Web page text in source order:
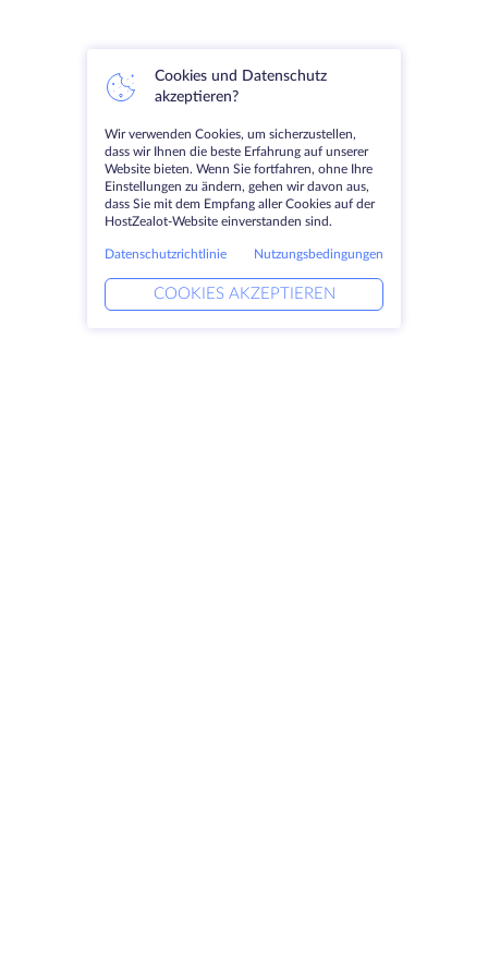
Cookies und Datenschutz
akzeptieren?
Wir verwenden Cookies, um sicherzustellen,
dass wir Ihnen die beste Erfahrung auf unserer
Website bieten. Wenn Sie fortfahren, ohne Ihre
Einstellungen zu ändern, gehen wir davon aus,
dass Sie mit dem Empfang aller Cookies auf der
HostZealot-Website einverstanden sind.
Datenschutzrichtlinie Nutzungsbedingungen
COOKIES AKZEPTIEREN